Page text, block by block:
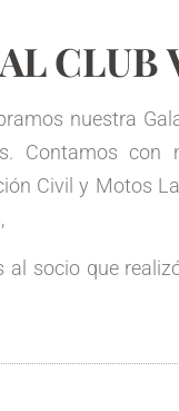
CLUB
Comida
Contamos con
Civil y Motos
las fotos